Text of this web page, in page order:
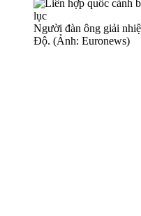
Người đàn ông giải
Độ. (Ảnh: Euronews)